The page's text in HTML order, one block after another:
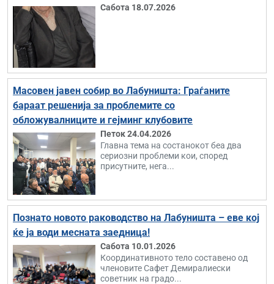
Сабота 18.07.2026
Масовен јавен собир во Лабуништа: Граѓаните
бараат решенија за проблемите со
обложувалниците и гејминг клубовите
Петок 24.04.2026
Главна тема на состанокот беа два
сериозни проблеми кои, според
присутните, нега...
Познато новото раководство на Лабуништа – еве кој
ќе ја води месната заедница!
Сабота 10.01.2026
Координативното тело составено од
членовите Сафет Демиралиески
советник на градо...